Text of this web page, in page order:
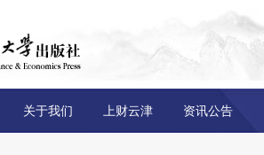
关于我们 上财云津 资讯公告